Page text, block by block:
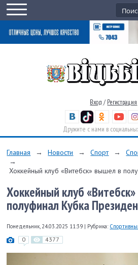
Вход / Регистрация
Дружите с нами в
Главная → Новости → Спорт →
→
Хоккейный клуб «Витебск» вышел в
Хоккейный клуб
полуфинал Кубка
Понедельник, 24.03.2025 11:39 | Рубрика:
0 4377